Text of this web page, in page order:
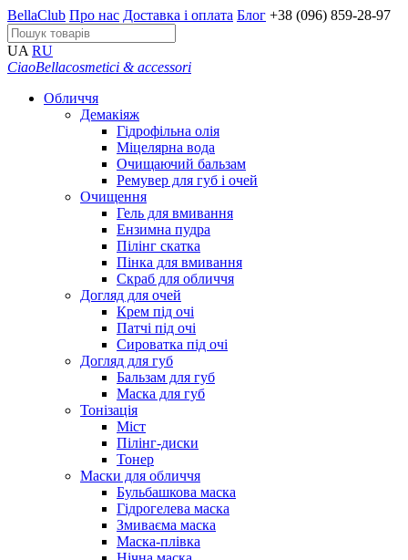
BellaClub Про нас Доставка і оплата Блог +38 (096) 859-28-97
UA RU
CiaoBellacosmetici & accessori
Обличчя
Демакіяж
Гідрофільна олія
Міцелярна вода
Очищаючий бальзам
Ремувер для губ і очей
Очищення
Гель для вмивання
Ензимна пудра
Пілінг скатка
Пінка для вмивання
Скраб для обличчя
Догляд для очей
Крем під очі
Патчі під очі
Сироватка під очі
Догляд для губ
Бальзам для губ
Маска для губ
Тонізація
Міст
Пілінг-диски
Тонер
Маски для обличчя
Бульбашкова маска
Гідрогелева маска
Змиваєма маска
Маска-плівка